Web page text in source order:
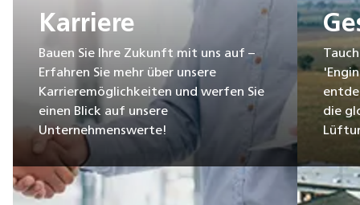
Karriere
Bauen Sie Ihre Zukunft mit uns auf –
Erfahren Sie mehr über unsere
Karrieremöglichkeiten und werfen Sie
einen Blick auf unsere
Unternehmenswerte!
die